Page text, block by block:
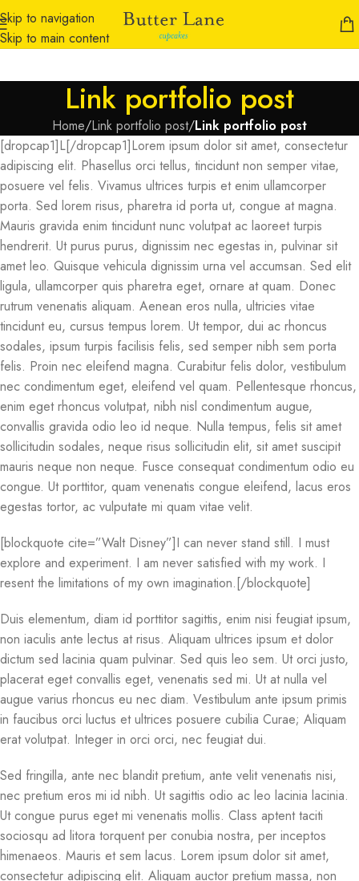
Skip to navigation
Skip to main content
Link portfolio post
Home/Link portfolio post/Link portfolio post
[dropcap1]L[/dropcap1]Lorem ipsum dolor sit amet, consectetur
adipiscing elit. Phasellus orci tellus, tincidunt non semper vitae,
posuere vel felis. Vivamus ultrices turpis et enim ullamcorper
porta. Sed lorem risus, pharetra id porta ut, congue at magna.
Mauris gravida enim tincidunt nunc volutpat ac laoreet turpis
hendrerit. Ut purus purus, dignissim nec egestas in, pulvinar sit
amet leo. Quisque vehicula dignissim urna vel accumsan. Sed elit
ligula, ullamcorper quis pharetra eget, ornare at quam. Donec
rutrum venenatis aliquam. Aenean eros nulla, ultricies vitae
tincidunt eu, cursus tempus lorem. Ut tempor, dui ac rhoncus
sodales, ipsum turpis facilisis felis, sed semper nibh sem porta
felis. Proin nec eleifend magna. Curabitur felis dolor, vestibulum
nec condimentum eget, eleifend vel quam. Pellentesque rhoncus,
enim eget rhoncus volutpat, nibh nisl condimentum augue,
convallis gravida odio leo id neque. Nulla tempus, felis sit amet
sollicitudin sodales, neque risus sollicitudin elit, sit amet suscipit
mauris neque non neque. Fusce consequat condimentum odio eu
congue. Ut porttitor, quam venenatis congue eleifend, lacus eros
egestas tortor, ac vulputate mi quam vitae velit.
[blockquote cite=”Walt Disney”]I can never stand still. I must
explore and experiment. I am never satisfied with my work. I
resent the limitations of my own imagination.[/blockquote]
Duis elementum, diam id porttitor sagittis, enim nisi feugiat ipsum,
non iaculis ante lectus at risus. Aliquam ultrices ipsum et dolor
dictum sed lacinia quam pulvinar. Sed quis leo sem. Ut orci justo,
placerat eget convallis eget, venenatis sed mi. Ut at nulla vel
augue varius rhoncus eu nec diam. Vestibulum ante ipsum primis
in faucibus orci luctus et ultrices posuere cubilia Curae; Aliquam
erat volutpat. Integer in orci orci, nec feugiat dui.
Sed fringilla, ante nec blandit pretium, ante velit venenatis nisi,
nec pretium eros mi id nibh. Ut sagittis odio ac leo lacinia lacinia.
Ut congue purus eget mi venenatis mollis. Class aptent taciti
sociosqu ad litora torquent per conubia nostra, per inceptos
himenaeos. Mauris et sem lacus. Lorem ipsum dolor sit amet,
consectetur adipiscing elit. Aliquam auctor pretium massa, non